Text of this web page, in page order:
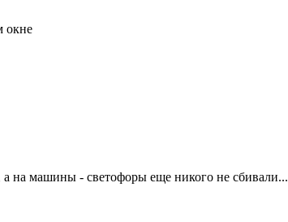
а на машины - светофоры еще никого не сбивали...